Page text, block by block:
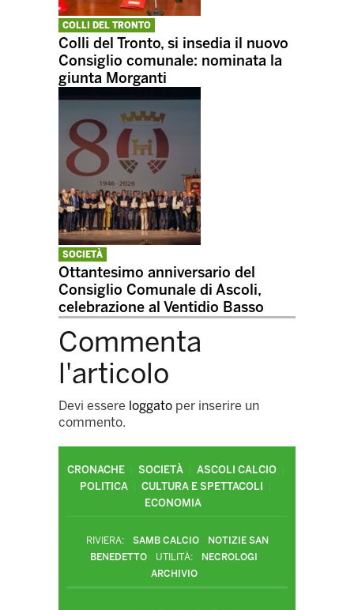
COLLI DEL TRONTO
Colli del Tronto, si insedia il nuovo
Consiglio comunale: nominata la
giunta Morganti
SOCIETÀ
Ottantesimo anniversario del
Consiglio Comunale di Ascoli,
celebrazione al Ventidio Basso
Commenta
l'articolo
Devi essere loggato per inserire un
commento.
CRONACHE SOCIETÀ
ASCOLI CALCIO
POLITICA
CULTURA E SPETTACOLI
ECONOMIA
RIVIERA: SAMB CALCIO
NOTIZIE SAN
BENEDETTO
UTILITÀ:
NECROLOGI
ARCHIVIO